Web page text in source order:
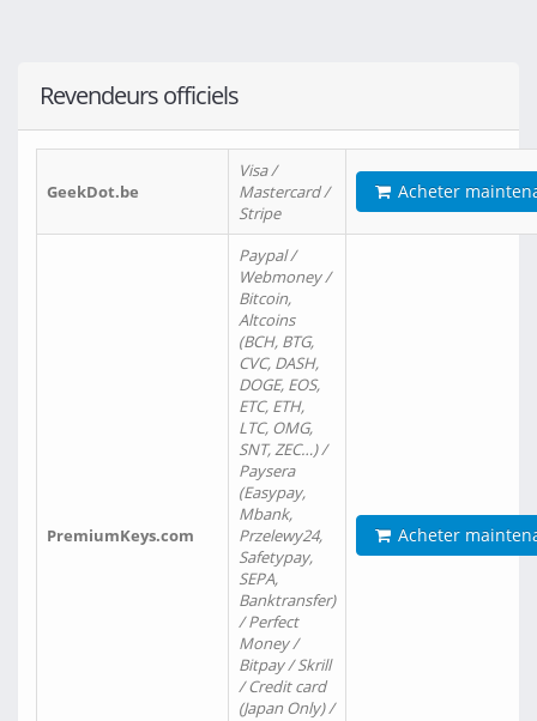
Revendeurs officiels
GeekDot.be
Visa /
Mastercard /
Stripe
Acheter
PremiumKeys.com
Paypal /
Webmoney /
Bitcoin,
Altcoins
(BCH, BTG,
CVC, DASH,
DOGE, EOS,
ETC, ETH,
LTC, OMG,
SNT, ZEC…) /
Paysera
(Easypay,
Mbank,
Przelewy24,
Safetypay,
SEPA,
Banktransfer)
/ Perfect
Money /
Bitpay / Skrill
/ Credit card
(Japan Only) /
Acheter